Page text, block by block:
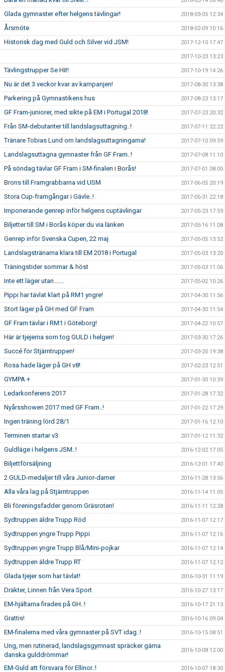
Glada gymnaster efter helgens tävlingar! 2018-03-05 12:34
Årsmöte 2018-02-09 10:16
Historisk dag med Guld och Silver vid JSM! 2017-12-10 17:47
2017-10-23 13:23
Tävlingstrupper Se Hit! 2017-10-19 14:26
Nu är det 3 veckor kvar av kampanjen! 2017-08-30 13:38
Parkering på Gymnastikens hus 2017-08-23 13:17
GF Fram-juniorer, med sikte på EM i Portugal 2018! 2017-07-23 20:32
Från SM-debutanter till landslagsuttagning..! 2017-07-11 22:22
Tränare Tobias Lund om landslagsuttagningarna! 2017-07-10 09:59
Landslagsuttagna gymnaster från GF Fram..! 2017-07-08 11:10
På söndag tävlar GF Fram i SM-finalen i Borås! 2017-07-01 08:00
Brons till Framgrabbarna vid USM 2017-06-05 20:19
Stora Cup-framgångar i Gävle..! 2017-05-31 22:18
Imponerande genrep inför helgens cuptävlingar 2017-05-23 17:59
Biljetter till SM i Borås köper du via länken 2017-05-16 11:08
Genrep inför Svenska Cupen, 22 maj 2017-05-05 13:52
Landslagstränarna klara till EM 2018 i Portugal 2017-05-03 13:20
Träningstider sommar & höst 2017-05-03 11:06
Inte ett läger utan....... 2017-05-02 10:26
Pippi har tävlat klart på RM1 yngre! 2017-04-30 11:56
Stort läger på GH med GF Fram 2017-04-30 11:54
GF Fram tävlar i RM1 i Göteborg! 2017-04-22 10:57
Här är tjejerna som tog GULD i helgen! 2017-03-30 17:26
Succé för Stjärntruppen! 2017-03-20 19:38
Rosa hade läger på GH v8! 2017-02-23 12:51
GYMPA + 2017-01-30 10:39
Ledarkonferens 2017 2017-01-28 17:32
Nyårsshowen 2017 med GF Fram..! 2017-01-22 17:29
Ingen träning lörd 28/1 2017-01-16 12:10
Terminen startar v3 2017-01-12 11:32
Guldläge i helgens JSM..! 2016-12-02 17:05
Biljettförsäljning 2016-12-01 17:40
2 GULD-medaljer till våra Junior-damer 2016-11-28 13:56
Alla våra lag på Stjärntruppen 2016-11-14 11:05
Bli föreningsfadder genom Gräsroten! 2016-11-11 12:28
Sydtruppen äldre Trupp Röd 2016-11-07 12:17
Sydtruppen yngre Trupp Pippi 2016-11-07 12:16
Sydtruppen yngre Trupp Blå/Mini-pojkar 2016-11-07 12:14
Sydtruppen äldre Trupp RT 2016-11-07 12:12
Glada tjejer som har tävlat! 2016-10-31 11:19
Dräkter, Linnen från Vera Sport 2016-10-27 13:17
EM-hjältarna firades på GH..! 2016-10-17 21:13
Grattis! 2016-10-16 09:04
EM-finalerna med våra gymnaster på SVT idag..! 2016-10-15 08:51
Ung, men rutinerad, landslagsgymnast spräcker gärna
danska gulddrömmar!
2016-10-08 12:00
EM-Guld att försvara för Ellinor..! 2016-10-07 18:30